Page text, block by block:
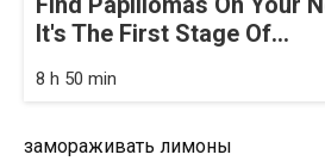
It's The First Stage Of...
8 h 50 min
замораживать лимоны